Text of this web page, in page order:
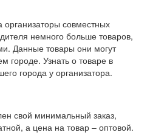
совместных
немного больше товаров,
Данные товары они могут
городе. Узнать о товаре в
города у организатора.
свой минимальный заказ,
а цена на товар – оптовой.